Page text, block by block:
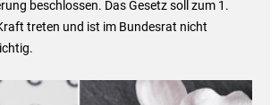
beschlossen. Das Gesetz soll zum 1.
treten und ist im Bundesrat nicht